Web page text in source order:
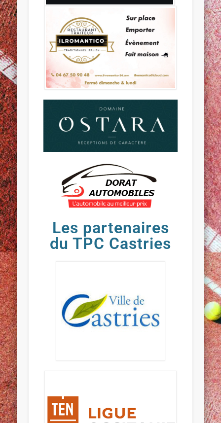
Les partenaires
du TPC Castries